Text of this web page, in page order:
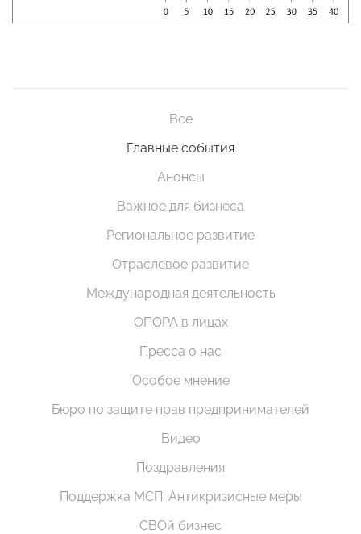
Все
Главные события
Анонсы
Важное для бизнеса
Региональное развитие
Отраслевое развитие
Международная деятельность
ОПОРА в лицах
Пресса о нас
Особое мнение
Бюро по защите прав предпринимателей
Видео
Поздравления
Поддержка МСП. Антикризисные меры
СВОй бизнес